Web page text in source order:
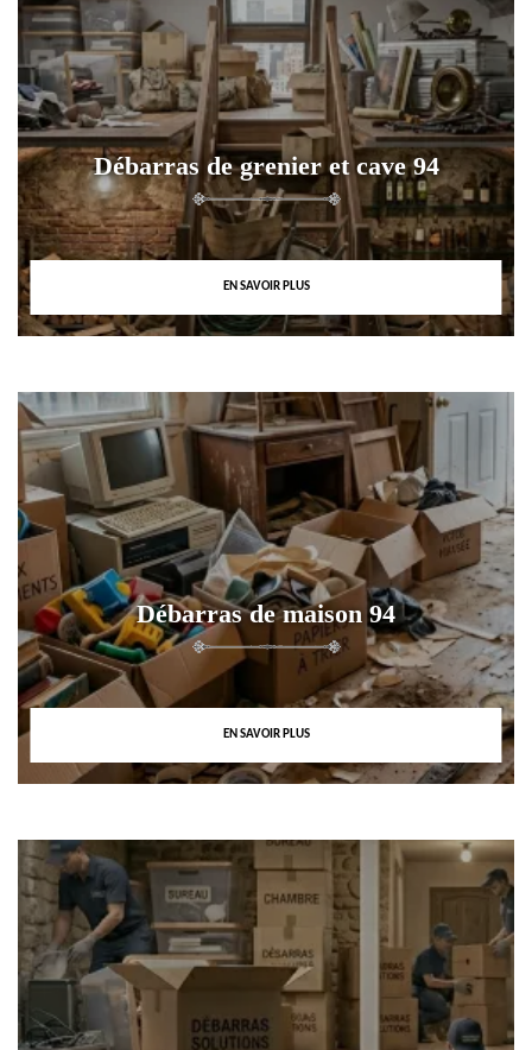
Débarras de grenier et cave 94
EN SAVOIR PLUS
Débarras de maison 94
EN SAVOIR PLUS